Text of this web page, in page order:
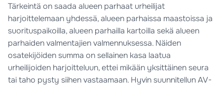
Tärkeintä on saada alueen parhaat urheilijat
harjoittelemaan yhdessä, alueen parhaissa maastoissa ja
suorituspaikoilla, alueen parhailla kartoilla sekä alueen
parhaiden valmentajien valmennuksessa. Näiden
osatekijöiden summa on sellainen kasa laatua
urheilijoiden harjoitteluun, ettei mikään yksittäinen seura
tai taho pysty siihen vastaamaan. Hyvin suunnitellun AV-